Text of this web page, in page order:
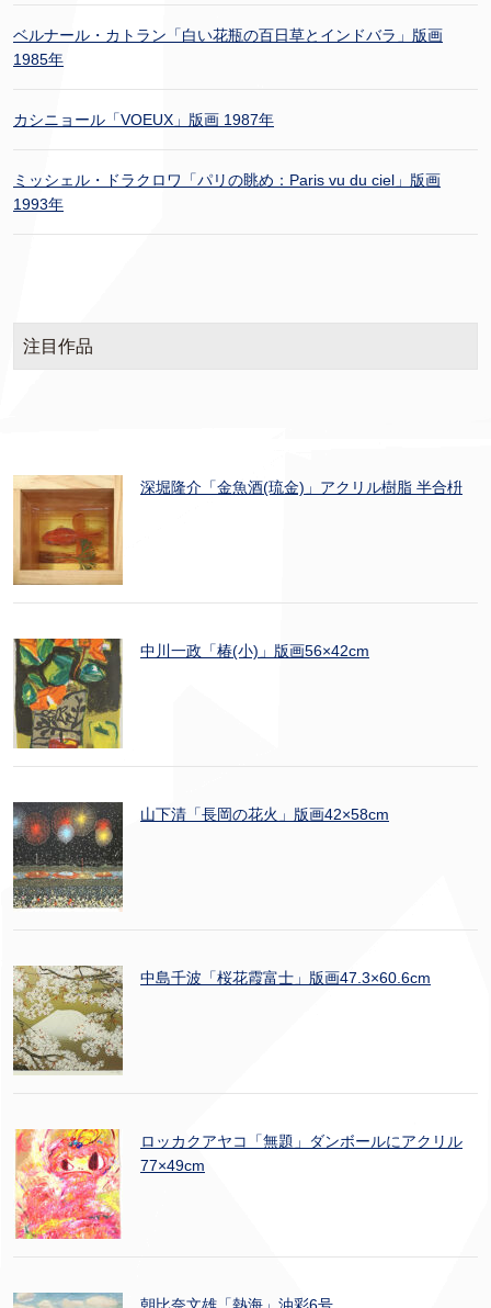
ベルナール・カトラン「白い花瓶の百日草とインドバラ」版画
1985年
カシニョール「VOEUX」版画 1987年
ミッシェル・ドラクロワ「パリの眺め：Paris vu du ciel」版画
1993年
注目作品
深堀隆介「金魚酒(琉金)」アクリル樹脂 半合枡
中川一政「椿(小)」版画56×42cm
山下清「長岡の花火」版画42×58cm
中島千波「桜花霞富士」版画47.3×60.6cm
ロッカクアヤコ「無題」ダンボールにアクリル
77×49cm